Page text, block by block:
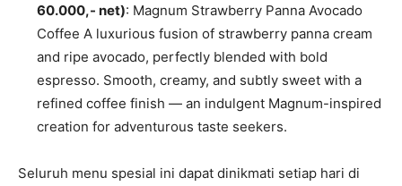
60.000,- net): Magnum Strawberry Panna Avocado
Coffee A luxurious fusion of strawberry panna cream
and ripe avocado, perfectly blended with bold
espresso. Smooth, creamy, and subtly sweet with a
refined coffee finish — an indulgent Magnum-inspired
creation for adventurous taste seekers.
Seluruh menu spesial ini dapat dinikmati setiap hari di